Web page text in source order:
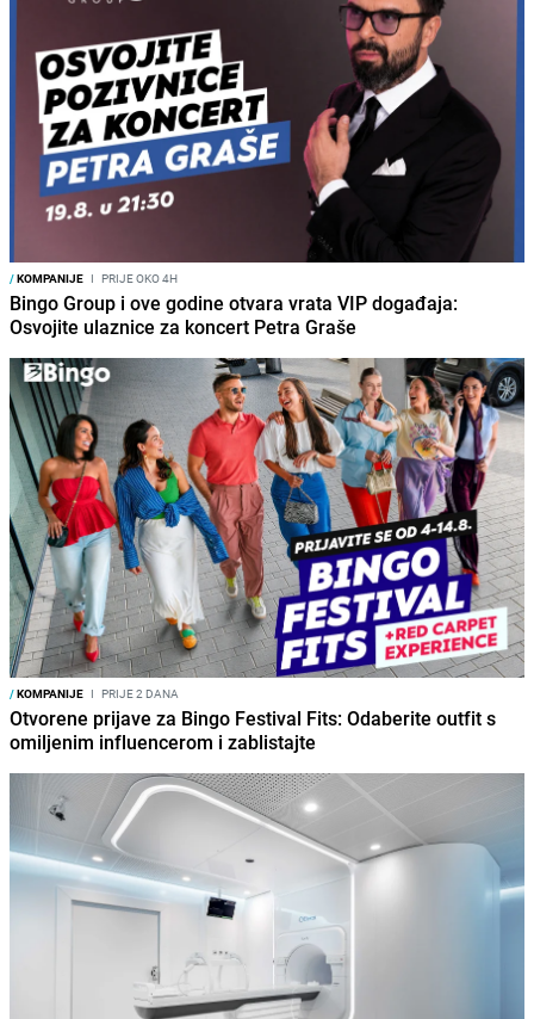
/KOMPANIJE I PRIJE OKO 4H
Bingo Group i ove godine otvara vrata VIP događaja:
Osvojite ulaznice za koncert Petra Graše
/KOMPANIJE I PRIJE 2 DANA
Otvorene prijave za Bingo Festival Fits: Odaberite outfit s
omiljenim influencerom i zablistajte